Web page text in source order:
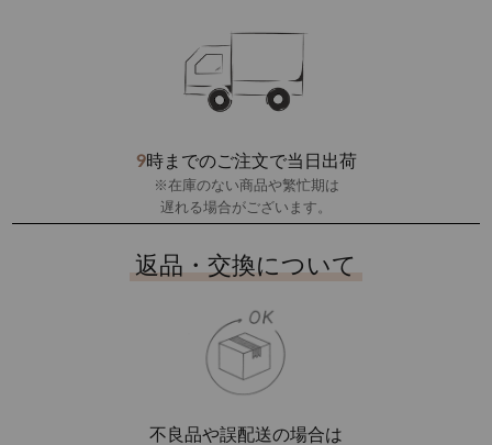
9時までのご注文で当日出荷
※在庫のない商品や繁忙期は
遅れる場合がございます。
返品・交換について
不良品や誤配送の場合は